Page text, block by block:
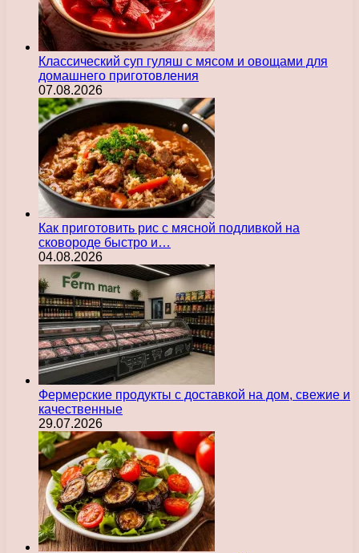
Классический суп гуляш с мясом и овощами для
домашнего приготовления
07.08.2026
Как приготовить рис с мясной подливкой на
сковороде быстро и…
04.08.2026
Фермерские продукты с доставкой на дом, свежие и
качественные
29.07.2026